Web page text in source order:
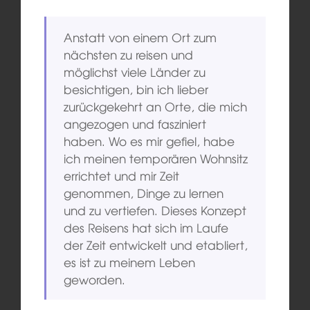
Anstatt von einem Ort zum
nächsten zu reisen und
möglichst viele Länder zu
besichtigen, bin ich lieber
zurückgekehrt an Orte, die mich
angezogen und fasziniert
haben. Wo es mir gefiel, habe
ich meinen temporären Wohnsitz
errichtet und mir Zeit
genommen, Dinge zu lernen
und zu vertiefen. Dieses Konzept
des Reisens hat sich im Laufe
der Zeit entwickelt und etabliert,
es ist zu meinem Leben
geworden.